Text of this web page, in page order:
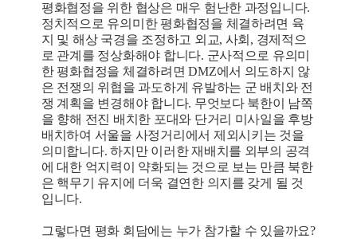
평화협정을 위한 협상은 매우 험난한 과정입니다.
정치적으로 유의미한 평화협정을 체결하려면 육
지 및 해상 국경을 조정하고 외교, 사회, 경제적으
로 관계를 정상화해야 합니다. 군사적으로 유의미
한 평화협정을 체결하려면 DMZ에서 의도하지 않
은 전쟁의 위협을 과도하게 유발하는 군 배치와 전
쟁 계획을 변경해야 합니다. 무엇보다 북한이 남쪽
을 향해 전진 배치한 포대와 단거리 미사일을 후방
배치하여 서울을 사정거리에서 제외시키는 것을
의미합니다. 하지만 이러한 재배치를 외부의 공격
에 대한 억지력이 약화되는 것으로 보는 만큼 북한
은 핵무기 유지에 더욱 결연한 의지를 갖게 될 것
입니다.
그렇다면 평화 회담에는 누가 참가할 수 있을까요?